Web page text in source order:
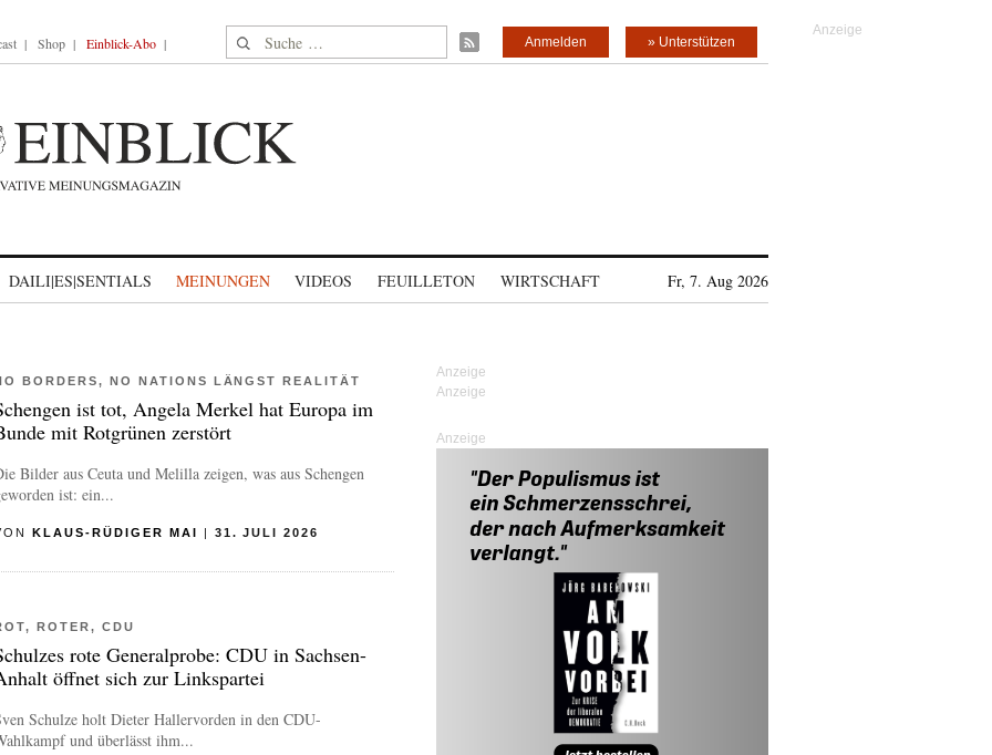
Shop Einblick-Abo Suche nach: » Unterstützen
Anmelden
DAILI|ES|SENTIALS MEINUNGEN VIDEOS FEUILLETON WIRTSCHAFT Fr, 7. Aug 2026
BORDERS, NO NATIONS LÄNGST REALITÄT
ist tot, Angela Merkel hat Europa im
mit Rotgrünen zerstört
Bilder aus Ceuta und Melilla zeigen, was aus Schengen
ist: ein...
KLAUS-RÜDIGER MAI | 31. JULI 2026
ROTER, CDU
rote Generalprobe: CDU in Sachsen-
öffnet sich zur Linkspartei
Schulze holt Dieter Hallervorden in den CDU-
und überlässt ihm...
Anzeige